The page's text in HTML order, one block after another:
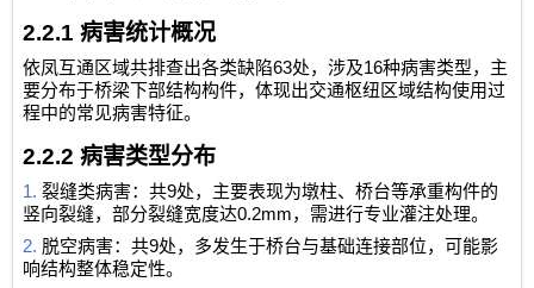
2.2.1病害统计概况
依凤互通区域共排查出各类缺陷63处，涉及16种病害类型，主
要分布于桥梁下部结构构件，体现出交通枢纽区域结构使用过
程中的常见病害特征。
2.2.2病害类型分布
1.裂缝类病害：共9处，主要表现为墩柱、桥台等承重构件的
竖向裂缝，部分裂缝宽度达0.2mm，需进行专业灌注处理。
2. 脱空病害：共9处，多发生于桥台与基础连接部位，可能影
响结构整体稳定性。